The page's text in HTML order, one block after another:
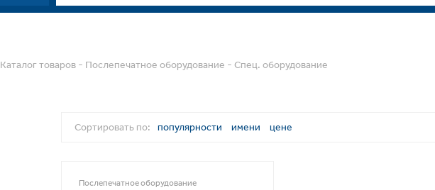
Каталог товаров - Послепечатное оборудование - Спец. оборудование
Сортировать по: популярности имени цене
Послепечатное оборудование